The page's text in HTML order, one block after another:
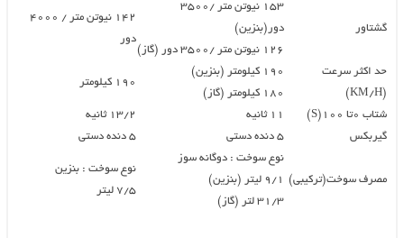
گشتاور
۱۵۳ نیوتن متر /۳۵۰۰
دور(بنزین)
۱۲۶ نیوتن متر /۳۵۰۰ دور (گاز)
۱۴۲ نیوتن متر / ۴۰۰۰
دور
حد اکثر سرعت
(KM/H)
۱۹۰ کیلومتر (بنزین)
۱۸۰ کیلومتر (گاز)
۱۹۰ کیلومتر
شتاب ۰تا ۱۰۰(S) ۱۱ ثانیه
۱۳/۲ ثانیه
گیربکس
۵ دنده دستی ۵ دنده دستی
مصرف سوخت(ترکیبی)
نوع سوخت : دوگانه سوز
۹/۱ لیتر (بنزین)
۳۱/۳ لتر (گاز)
نوع سوخت : بنزین
۷/۵ لیتر